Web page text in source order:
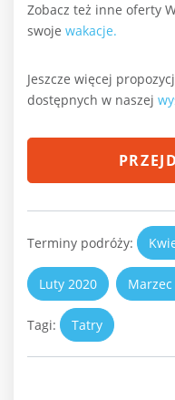
Zobacz też inne oferty
swoje wakacje.
Jeszcze więcej
dostępnych w naszej
Terminy podróży:
Luty 2020
Tagi: Tatry